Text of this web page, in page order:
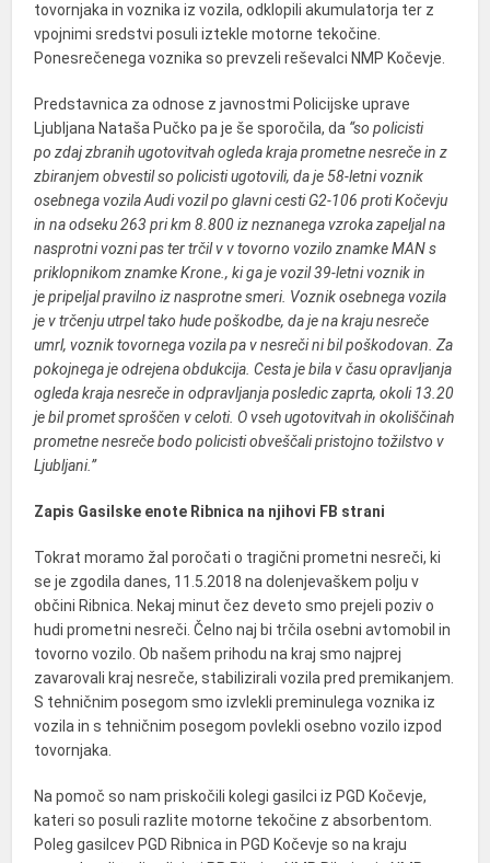
tovornjaka in voznika iz vozila, odklopili akumulatorja ter z
vpojnimi sredstvi posuli iztekle motorne tekočine.
Ponesrečenega voznika so prevzeli reševalci NMP Kočevje.
Predstavnica za odnose z javnostmi Policijske uprave
Ljubljana Nataša Pučko pa je še sporočila, da “so policisti
po zdaj zbranih ugotovitvah ogleda kraja prometne nesreče in z
zbiranjem obvestil so policisti ugotovili, da je 58-letni voznik
osebnega vozila Audi vozil po glavni cesti G2-106 proti Kočevju
in na odseku 263 pri km 8.800 iz neznanega vzroka zapeljal na
nasprotni vozni pas ter trčil v v tovorno vozilo znamke MAN s
priklopnikom znamke Krone., ki ga je vozil 39-letni voznik in
je pripeljal pravilno iz nasprotne smeri. Voznik osebnega vozila
je v trčenju utrpel tako hude poškodbe, da je na kraju nesreče
umrl, voznik tovornega vozila pa v nesreči ni bil poškodovan. Za
pokojnega je odrejena obdukcija. Cesta je bila v času opravljanja
ogleda kraja nesreče in odpravljanja posledic zaprta, okoli 13.20
je bil promet sproščen v celoti.O vseh ugotovitvah in okoliščinah
prometne nesreče bodo policisti obveščali pristojno tožilstvo v
Ljubljani.”
Zapis Gasilske enote Ribnica na njihovi FB strani
Tokrat moramo žal poročati o tragični prometni nesreči, ki
se je zgodila danes, 11.5.2018 na dolenjevaškem polju v
občini Ribnica. Nekaj minut čez deveto smo prejeli poziv o
hudi prometni nesreči. Čelno naj bi trčila osebni avtomobil in
tovorno vozilo. Ob našem prihodu na kraj smo najprej
zavarovali kraj nesreče, stabilizirali vozila pred premikanjem.
S tehničnim posegom smo izvlekli preminulega voznika iz
vozila in s tehničnim posegom povlekli osebno vozilo izpod
tovornjaka.
Na pomoč so nam priskočili kolegi gasilci iz PGD Kočevje,
kateri so posuli razlite motorne tekočine z absorbentom.
Poleg gasilcev PGD Ribnica in PGD Kočevje so na kraju